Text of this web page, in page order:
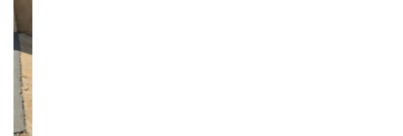
WhatsApp
(66) 99613-3133
Email
imobiliariapantanal@hotmail.com
Redes Sociais